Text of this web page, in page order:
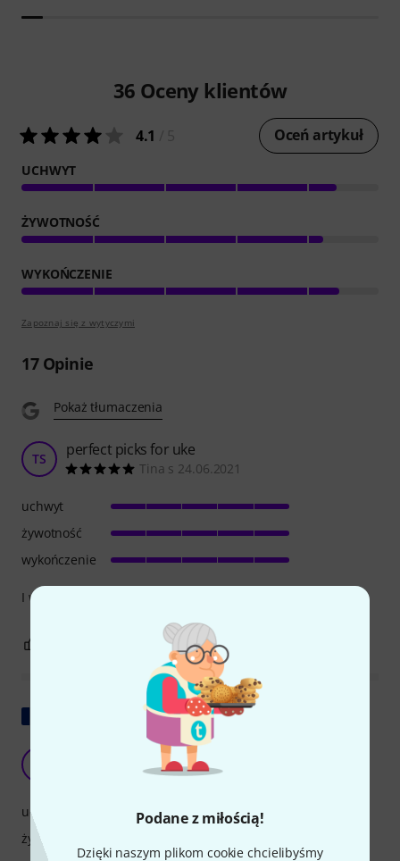
Podane z miłością!
Dzięki naszym plikom cookie chcielibyśmy
36 Oceny klientów
4.1 Oceń artykuł
UCHWYT
ŻYWOTNOŚĆ
WYKOŃCZENIE
Zapoznaj się z wytyczymi
17Opinie
Pokaż tłumaczenia
TS perfect picks for uke
Tina s 24.06.2021
I would buy them again anytime.
uchwyt
żywotność
wykończenie
ZGŁOŚ NADUŻYCIE
Pokaż oryginał
Nie nadaje się do ukulele
Light'UP! 21.03.2020
uchwyt
żywotność